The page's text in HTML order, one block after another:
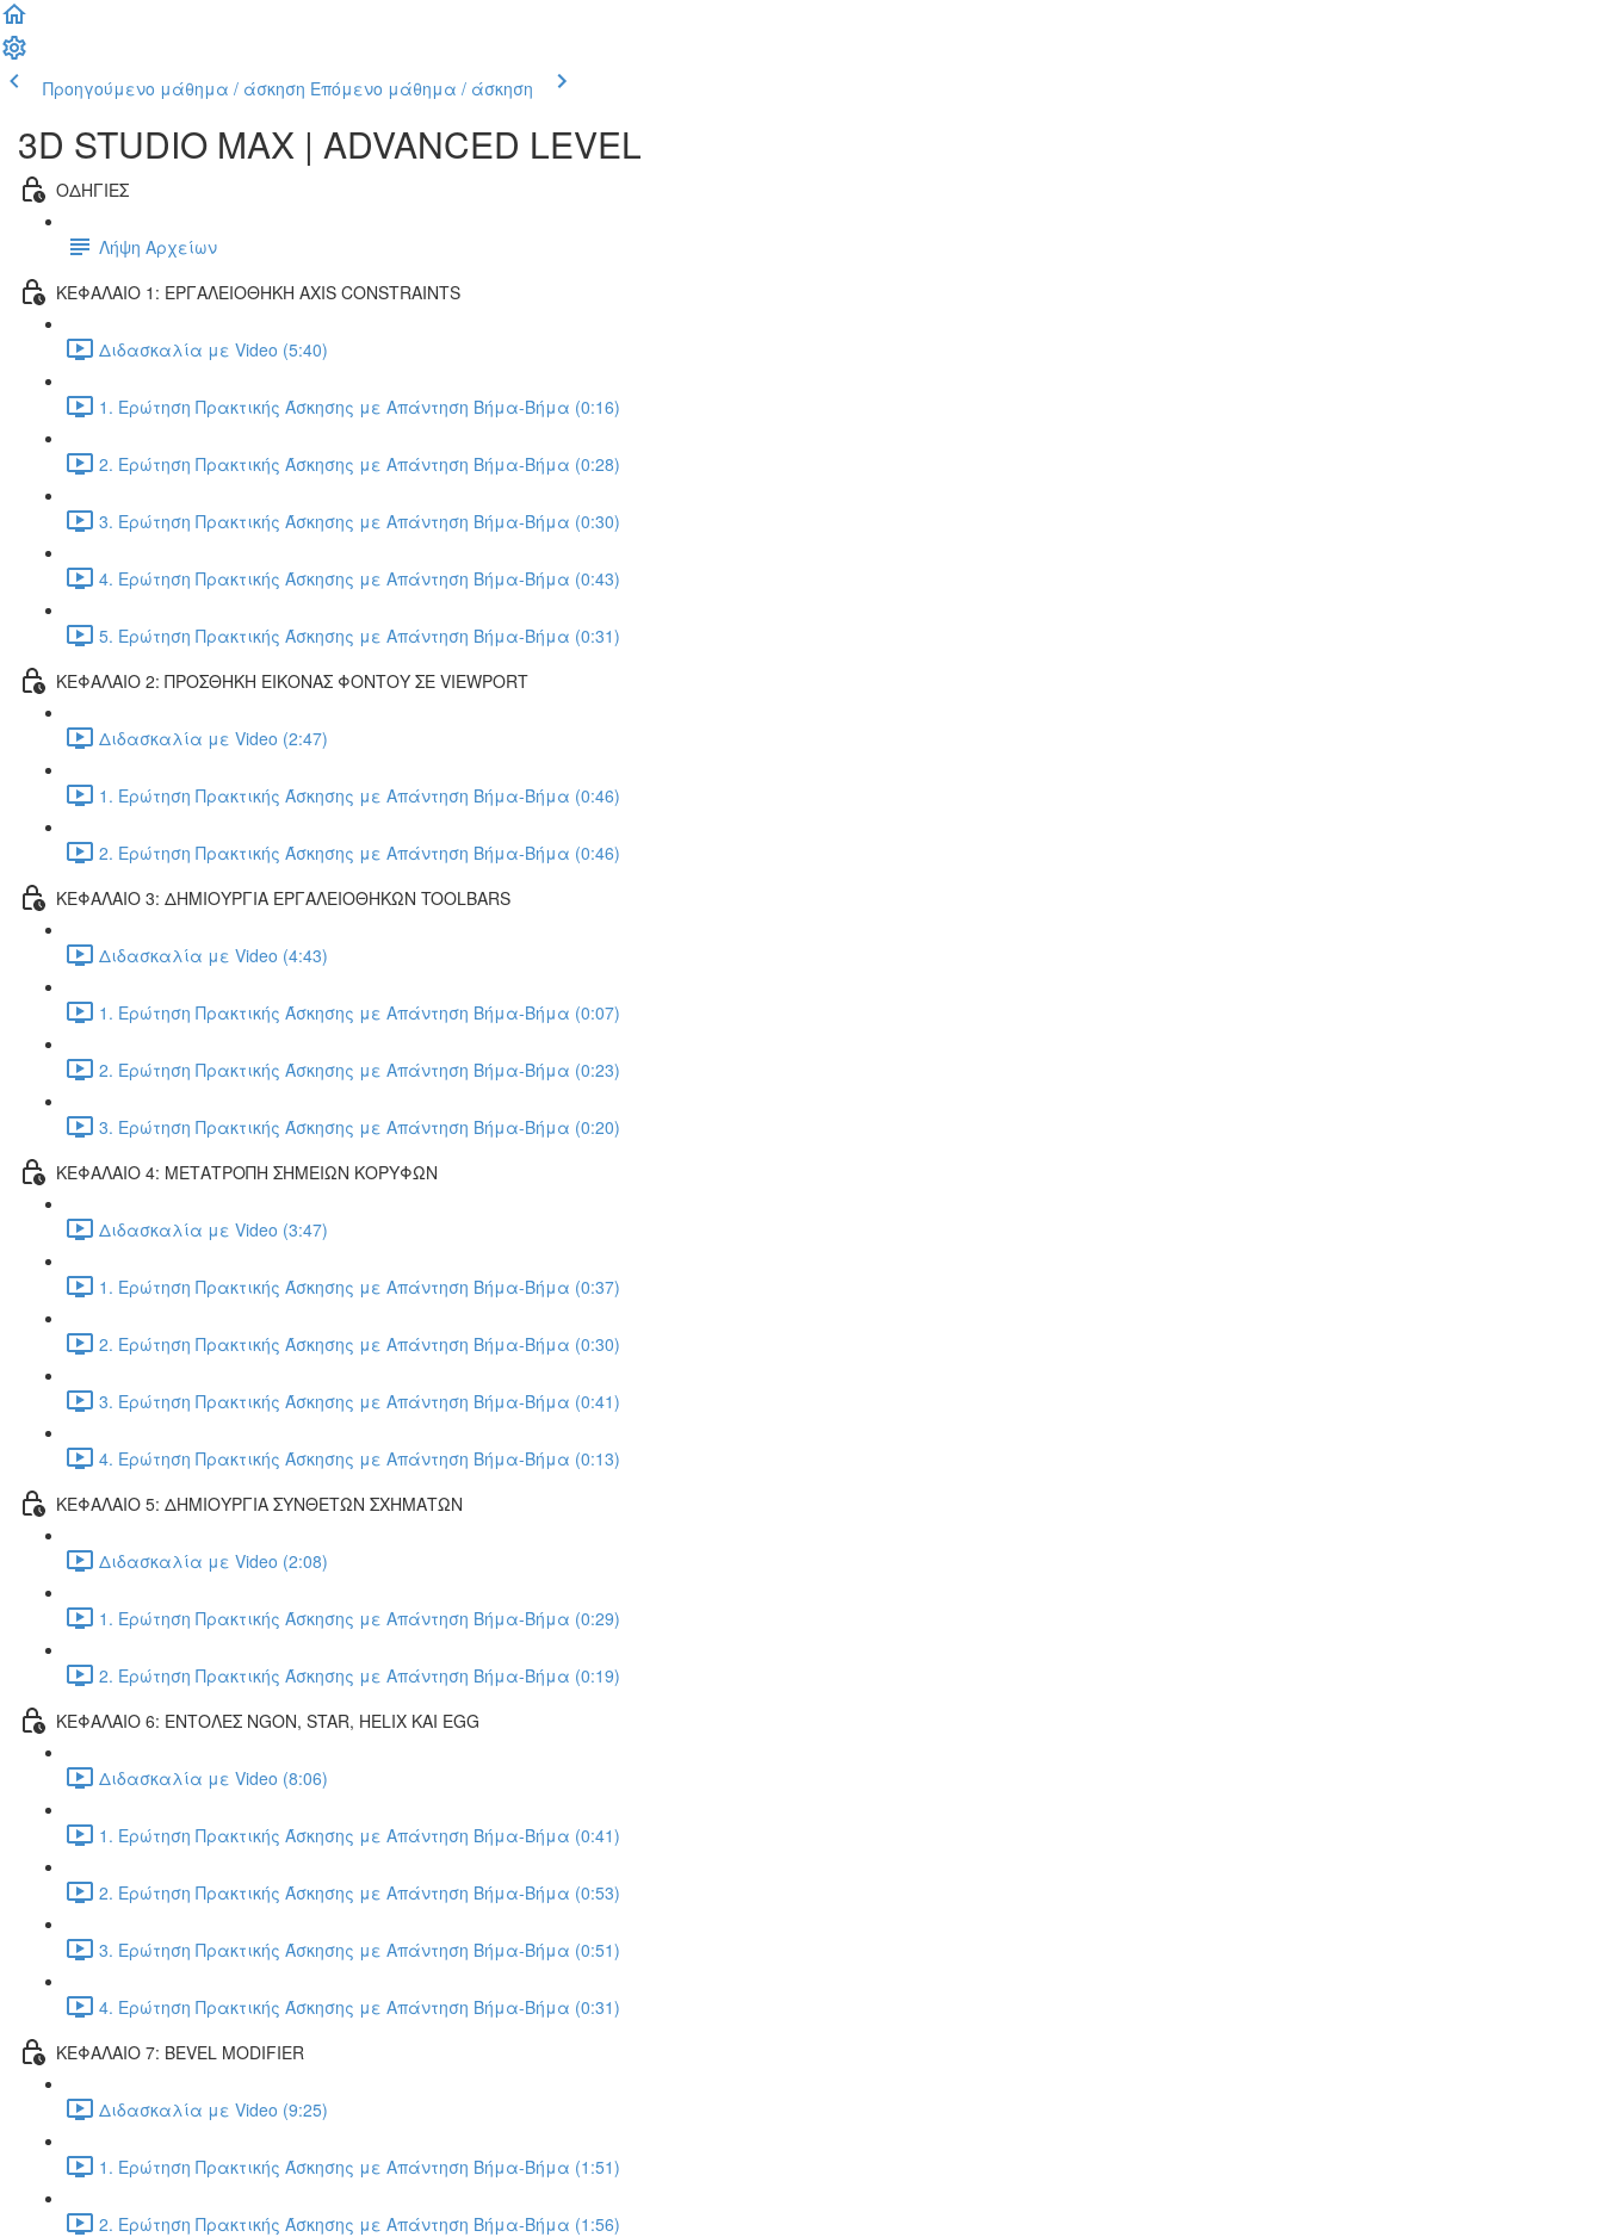
Προηγούμενο μάθημα / άσκηση Επόμενο μάθημα / άσκηση
3D STUDIO MAX | ADVANCED LEVEL
ΟΔΗΓΙΕΣ
Λήψη Αρχείων
ΚΕΦΑΛΑΙΟ 1: ΕΡΓΑΛΕΙΟΘΗΚΗ AXIS CONSTRAINTS
Διδασκαλία με Video (5:40)
1. Ερώτηση Πρακτικής Άσκησης με Απάντηση Βήμα-Βήμα (0:16)
2. Ερώτηση Πρακτικής Άσκησης με Απάντηση Βήμα-Βήμα (0:28)
3. Ερώτηση Πρακτικής Άσκησης με Απάντηση Βήμα-Βήμα (0:30)
4. Ερώτηση Πρακτικής Άσκησης με Απάντηση Βήμα-Βήμα (0:43)
5. Ερώτηση Πρακτικής Άσκησης με Απάντηση Βήμα-Βήμα (0:31)
ΚΕΦΑΛΑΙΟ 2: ΠΡΟΣΘΗΚΗ ΕΙΚΟΝΑΣ ΦΟΝΤΟΥ ΣΕ VIEWPORT
Διδασκαλία με Video (2:47)
1. Ερώτηση Πρακτικής Άσκησης με Απάντηση Βήμα-Βήμα (0:46)
2. Ερώτηση Πρακτικής Άσκησης με Απάντηση Βήμα-Βήμα (0:46)
ΚΕΦΑΛΑΙΟ 3: ΔΗΜΙΟΥΡΓΙΑ ΕΡΓΑΛΕΙΟΘΗΚΩΝ TOOLBARS
Διδασκαλία με Video (4:43)
1. Ερώτηση Πρακτικής Άσκησης με Απάντηση Βήμα-Βήμα (0:07)
2. Ερώτηση Πρακτικής Άσκησης με Απάντηση Βήμα-Βήμα (0:23)
3. Ερώτηση Πρακτικής Άσκησης με Απάντηση Βήμα-Βήμα (0:20)
ΚΕΦΑΛΑΙΟ 4: ΜΕΤΑΤΡΟΠΗ ΣΗΜΕΙΩΝ ΚΟΡΥΦΩΝ
Διδασκαλία με Video (3:47)
1. Ερώτηση Πρακτικής Άσκησης με Απάντηση Βήμα-Βήμα (0:37)
2. Ερώτηση Πρακτικής Άσκησης με Απάντηση Βήμα-Βήμα (0:30)
3. Ερώτηση Πρακτικής Άσκησης με Απάντηση Βήμα-Βήμα (0:41)
4. Ερώτηση Πρακτικής Άσκησης με Απάντηση Βήμα-Βήμα (0:13)
ΚΕΦΑΛΑΙΟ 5: ΔΗΜΙΟΥΡΓΙΑ ΣΥΝΘΕΤΩΝ ΣΧΗΜΑΤΩΝ
Διδασκαλία με Video (2:08)
1. Ερώτηση Πρακτικής Άσκησης με Απάντηση Βήμα-Βήμα (0:29)
2. Ερώτηση Πρακτικής Άσκησης με Απάντηση Βήμα-Βήμα (0:19)
ΚΕΦΑΛΑΙΟ 6: ΕΝΤΟΛΕΣ NGON, STAR, HELIX ΚΑΙ EGG
Διδασκαλία με Video (8:06)
1. Ερώτηση Πρακτικής Άσκησης με Απάντηση Βήμα-Βήμα (0:41)
2. Ερώτηση Πρακτικής Άσκησης με Απάντηση Βήμα-Βήμα (0:53)
3. Ερώτηση Πρακτικής Άσκησης με Απάντηση Βήμα-Βήμα (0:51)
4. Ερώτηση Πρακτικής Άσκησης με Απάντηση Βήμα-Βήμα (0:31)
ΚΕΦΑΛΑΙΟ 7: BEVEL MODIFIER
Διδασκαλία με Video (9:25)
1. Ερώτηση Πρακτικής Άσκησης με Απάντηση Βήμα-Βήμα (1:51)
2. Ερώτηση Πρακτικής Άσκησης με Απάντηση Βήμα-Βήμα (1:56)